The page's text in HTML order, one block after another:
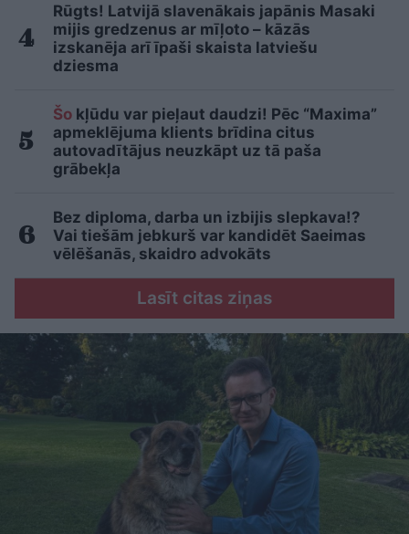
Rūgts! Latvijā slavenākais japānis Masaki
mijis gredzenus ar mīļoto – kāzās
izskanēja arī īpaši skaista latviešu
dziesma
Šo kļūdu var pieļaut daudzi! Pēc “Maxima”
apmeklējuma klients brīdina citus
autovadītājus neuzkāpt uz tā paša
grābekļa
Bez diploma, darba un izbijis slepkava!?
Vai tiešām jebkurš var kandidēt Saeimas
vēlēšanās, skaidro advokāts
Lasīt citas ziņas